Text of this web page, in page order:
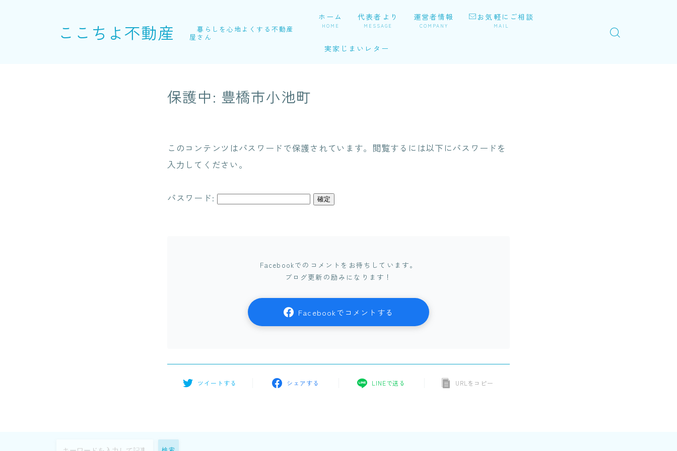
ここちよ不動産
暮らしを心地よくする不動産
屋さん
ホーム
HOME
代表者より
MESSAGE
運営者情報
COMPANY
お気軽にご相談
MAIL
実家じまいレター
保護中: 豊橋市小池町
このコンテンツはパスワードで保護されています。閲覧するには以下にパスワードを
入力してください。
パスワード:
Facebookでのコメントをお待ちしています。
ブログ更新の励みになります！
Facebookでコメントする
ツイートする シェアする LINEで送る URLをコピー